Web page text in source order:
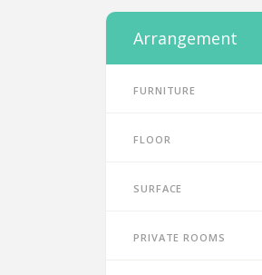
Arrangement
Furniture
Floor
Surface
Private rooms